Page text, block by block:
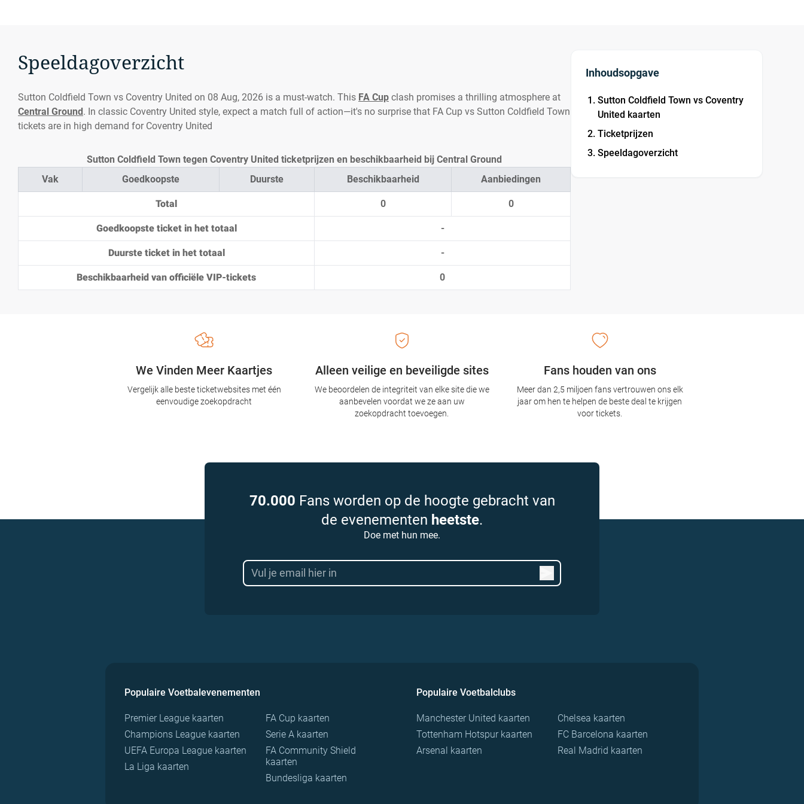
Speeldagoverzicht
Sutton Coldfield Town vs Coventry United on 08 Aug, 2026 is a must-watch. This FA Cup clash promises a thrilling atmosphere at
Central Ground. In classic Coventry United style, expect a match full of action—it's no surprise that FA Cup vs Sutton Coldfield Town
tickets are in high demand for Coventry United
Vak Goedkoopste Duurste Beschikbaarheid Aanbiedingen
Total 0 0
Goedkoopste ticket in het totaal -
Duurste ticket in het totaal -
Beschikbaarheid van officiële VIP-tickets 0
Sutton Coldfield Town tegen Coventry United ticketprijzen en beschikbaarheid bij Central Ground
Inhoudsopgave
Sutton Coldfield Town vs Coventry
United kaarten
Ticketprijzen
Speeldagoverzicht
Alleen veilige en beveiligde sites
We beoordelen de integriteit van elke site die we
aanbevelen voordat we ze aan uw
zoekopdracht toevoegen.
We Vinden Meer Kaartjes
Vergelijk alle beste ticketwebsites met één
eenvoudige zoekopdracht
Fans houden van ons
Meer dan 2,5 miljoen fans vertrouwen ons elk
jaar om hen te helpen de beste deal te krijgen
voor tickets.
70.000 Fans worden op de hoogte gebracht van
de evenementen heetste.
Doe met hun mee.
Populaire Voetbalevenementen
Premier League kaarten
Champions League kaarten
UEFA Europa League kaarten
La Liga kaarten
FA Cup kaarten
Serie A kaarten
FA Community Shield
kaarten
Bundesliga kaarten
Populaire Voetbalclubs
Manchester United kaarten
Tottenham Hotspur kaarten
Arsenal kaarten
Chelsea kaarten
FC Barcelona kaarten
Real Madrid kaarten